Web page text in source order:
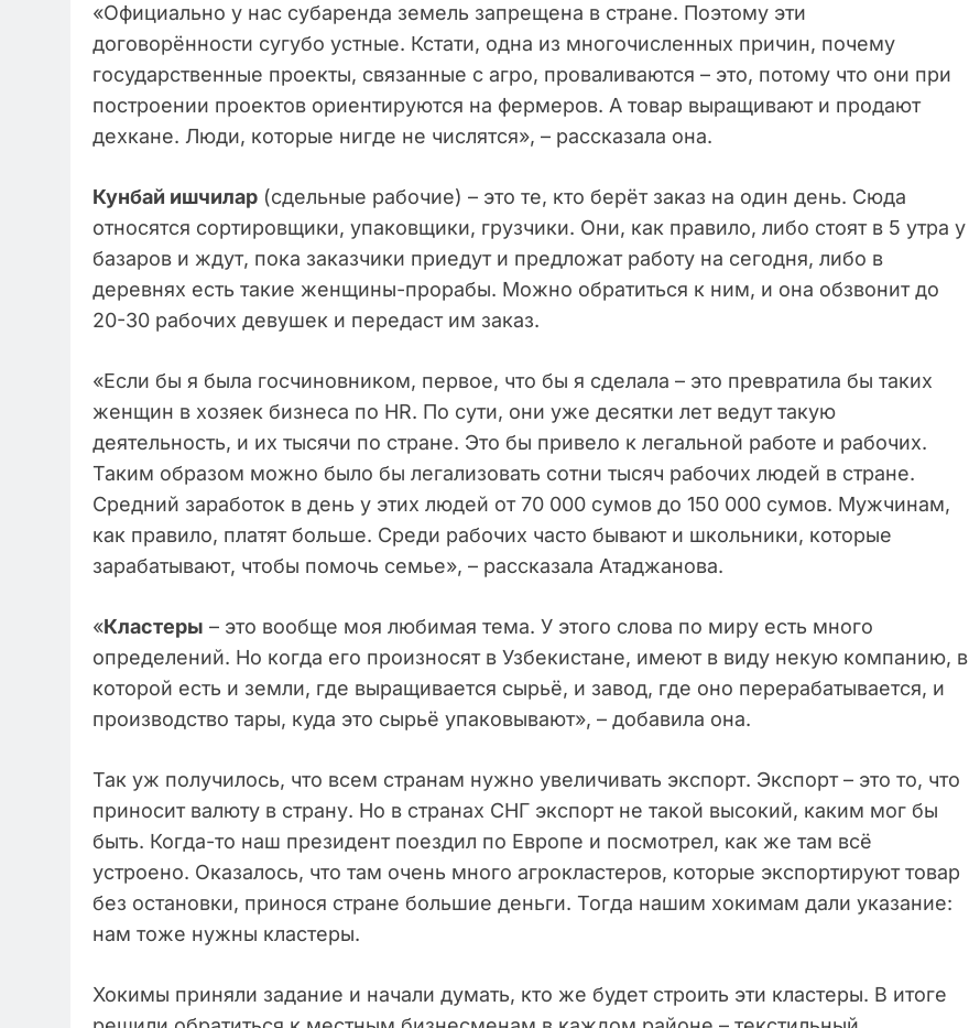
«Официально у нас субаренда земель запрещена в стране. Поэтому эти
договорённости сугубо устные. Кстати, одна из многочисленных причин, почему
государственные проекты, связанные с агро, проваливаются – это, потому что они при
построении проектов ориентируются на фермеров. А товар выращивают и продают
дехкане. Люди, которые нигде не числятся», – рассказала она.
Кунбай ишчилар (сдельные рабочие) – это те, кто берёт заказ на один день. Сюда
относятся сортировщики, упаковщики, грузчики. Они, как правило, либо стоят в 5 утра у
базаров и ждут, пока заказчики приедут и предложат работу на сегодня, либо в
деревнях есть такие женщины-прорабы. Можно обратиться к ним, и она обзвонит до
20-30 рабочих девушек и передаст им заказ.
«Если бы я была госчиновником, первое, что бы я сделала – это превратила бы таких
женщин в хозяек бизнеса по HR. По сути, они уже десятки лет ведут такую
деятельность, и их тысячи по стране. Это бы привело к легальной работе и рабочих.
Таким образом можно было бы легализовать сотни тысяч рабочих людей в стране.
Средний заработок в день у этих людей от 70 000 сумов до 150 000 сумов. Мужчинам,
как правило, платят больше. Среди рабочих часто бывают и школьники, которые
зарабатывают, чтобы помочь семье», – рассказала Атаджанова.
«Кластеры – это вообще моя любимая тема. У этого слова по миру есть много
определений. Но когда его произносят в Узбекистане, имеют в виду некую компанию, в
которой есть и земли, где выращивается сырьё, и завод, где оно перерабатывается, и
производство тары, куда это сырьё упаковывают», – добавила она.
Так уж получилось, что всем странам нужно увеличивать экспорт. Экспорт – это то, что
приносит валюту в страну. Но в странах СНГ экспорт не такой высокий, каким мог бы
быть. Когда-то наш президент поездил по Европе и посмотрел, как же там всё
устроено. Оказалось, что там очень много агрокластеров, которые экспортируют товар
без остановки, принося стране большие деньги. Тогда нашим хокимам дали указание:
нам тоже нужны кластеры.
Хокимы приняли задание и начали думать, кто же будет строить эти кластеры. В итоге